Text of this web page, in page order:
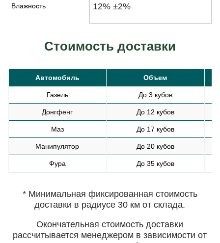
Влажность 12% ±2%
Стоимость доставки
Автомобиль Объем
Газель До 3 кубов
Донгфенг До 12 кубов
Маз До 17 кубов
Манипулятор До 20 кубов
Фура До 35 кубов
* Минимальная фиксированная стоимость
доставки в радиусе 30 км от склада.
Окончательная стоимость доставки
рассчитывается менеджером в зависимости от